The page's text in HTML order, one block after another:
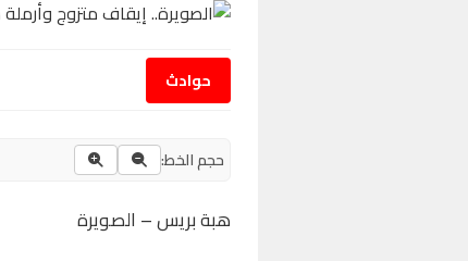
حوادث
حجم الخط:
هبة بريس – الصويرة